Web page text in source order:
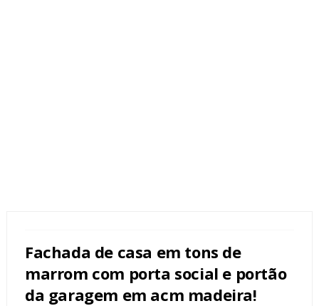
Fachada de casa em tons de
marrom com porta social e portão
da garagem em acm madeira!